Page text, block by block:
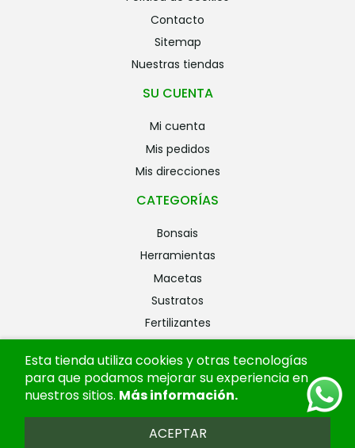
contacto
sitemap
nuestras tiendas
SU CUENTA
mi cuenta
mis pedidos
mis direcciones
CATEGORÍAS
bonsais
herramientas
macetas
sustratos
fertilizantes
alambres
ofertas
Esta tienda utiliza cookies y otras tecnologías
para que podamos mejorar su experiencia en
nuestros sitios. Más información.
ACEPTAR